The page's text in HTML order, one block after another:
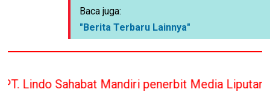
Baca juga:
"Berita Terbaru Lainnya"
Mandiri penerbit Media Liputan Indonesia